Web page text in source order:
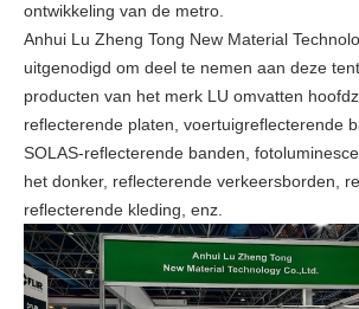
ontwikkeling van de metro.
Anhui Lu Zheng Tong New Material
uitgenodigd om deel te nemen aan deze
producten van het merk LU omvatten
reflecterende platen, voertuigreflecterende
SOLAS-reflecterende banden,
het donker, reflecterende verkeersborden,
reflecterende kleding, enz.